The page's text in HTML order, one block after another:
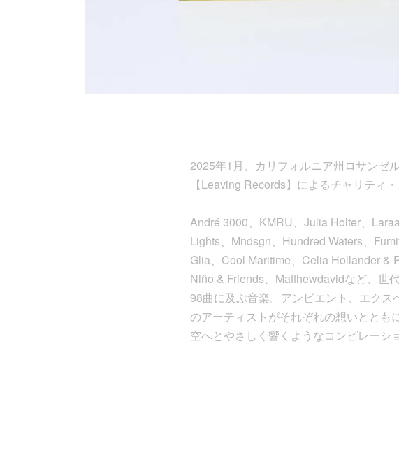
2025年1月、カリフォルニア州ロサンゼ
【Leaving Records】によるチャリティ
André 3000、KMRU、Julia Holter、
Lights、Mndsgn、Hundred Waters、
Glia、Cool Maritime、Celia Hollander &
Niño & Friends、Matthewdavidなど、世
98曲に及ぶ音楽。アンビエント、エク
のアーティストがそれぞれの想いととも
空へとやさしく響くようなコンピレーシ